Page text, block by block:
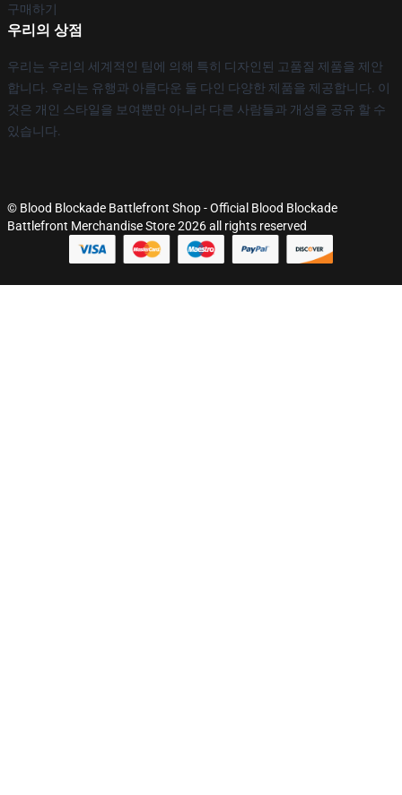
구매하기
우리의 상점
우리는 우리의 세계적인 팀에 의해 특히 디자인된 고품질 제품을 제안
합니다. 우리는 유행과 아름다운 둘 다인 다양한 제품을 제공합니다. 이
것은 개인 스타일을 보여뿐만 아니라 다른 사람들과 개성을 공유 할 수
있습니다.
© Blood Blockade Battlefront Shop - Official Blood Blockade
Battlefront Merchandise Store 2026 all rights reserved